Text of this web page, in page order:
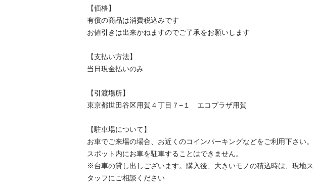
【価格】
有償の商品は消費税込みです
お値引きは出来かねますのでご了承をお願いします
【⽀払い⽅法】
当⽇現⾦払いのみ
【引渡場所】
東京都世田谷区用賀４丁目７−１　エコプラザ用賀
【駐⾞場について】
お車でご来場の場合、お近くのコインパーキングなどをご利用下さい。
スポット内にお車を駐車することはできません。
※台⾞の貸し出しございます。購入後、大きいモノの積込時は、現地ス
タッフにご相談ください